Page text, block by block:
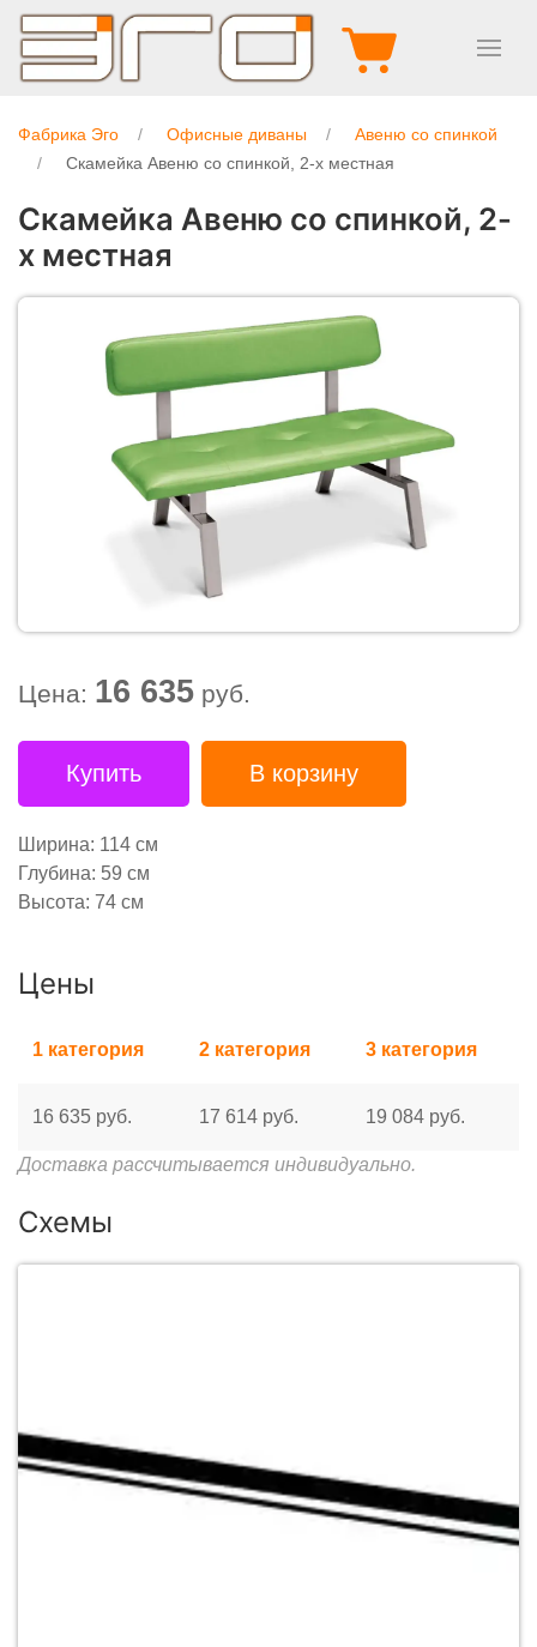
Фабрика Эго Офисные диваны
Авеню со спинкой
Скамейка Авеню со спинкой, 2-х местная
Скамейка Авеню со спинкой, 2-
х местная
Цена: 16 635 руб.
Купить В корзину
Ширина: 114 см
Глубина: 59 см
Высота: 74 см
Цены
1 категория 2 категория 3 категория
16 635 руб. 17 614 руб. 19 084 руб.
Доставка рассчитывается индивидуально.
Схемы